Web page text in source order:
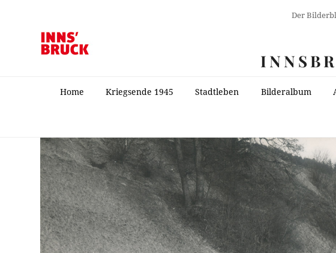
Der
Home Kriegsende 1945 Stadtleben Bilderalbum